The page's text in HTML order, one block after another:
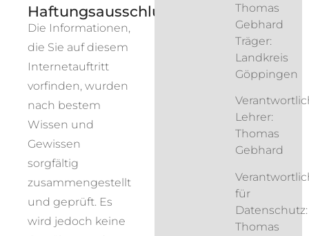
Haftungsausschluss
Die Informationen,
die Sie auf diesem
Internetauftritt
vorfinden, wurden
nach bestem
Wissen und
Gewissen
sorgfältig
zusammengestellt
und geprüft. Es
wird jedoch keine
Thomas
Gebhard
Träger:
Landkreis
Göppingen
Lehrer:
Thomas
Gebhard
für
Datenschutz:
Thomas